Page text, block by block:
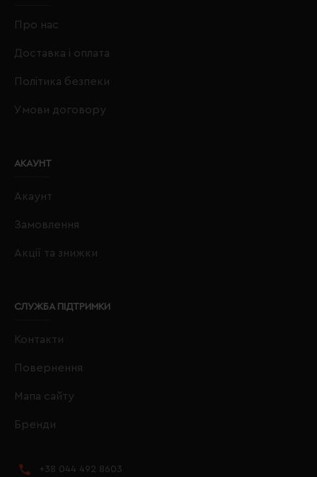
Про нас
Доставка і оплата
Політика безпеки
Умови договору
АКАУНТ
Акаунт
Замовлення
Акції та знижки
СЛУЖБА ПІДТРИМКИ
Контакти
Повернення
Мапа сайту
Бренди
+38 044 492 8603